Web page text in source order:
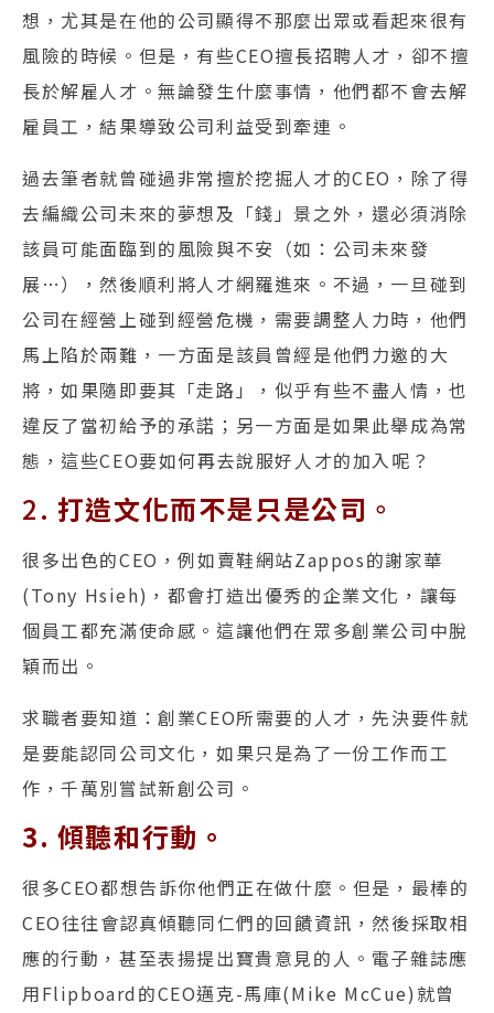
想，尤其是在他的公司顯得不那麼出眾或看起來很有
風險的時候。但是，有些CEO擅長招聘人才，卻不擅
長於解雇人才。無論發生什麼事情，他們都不會去解
雇員工，結果導致公司利益受到牽連。
過去筆者就曾碰過非常擅於挖掘人才的CEO，除了得
去編織公司未來的夢想及「錢」景之外，還必須消除
該員可能面臨到的風險與不安（如：公司未來發
展…），然後順利將人才網羅進來。不過，一旦碰到
公司在經營上碰到經營危機，需要調整人力時，他們
馬上陷於兩難，一方面是該員曾經是他們力邀的大
將，如果隨即要其「走路」，似乎有些不盡人情，也
違反了當初給予的承諾；另一方面是如果此舉成為常
態，這些CEO要如何再去說服好人才的加入呢？
2. 打造文化而不是只是公司 。
很多出色的CEO，例如賣鞋網站Zappos的謝家華
(Tony Hsieh)，都會打造出優秀的企業文化，讓每
個員工都充滿使命感。這讓他們在眾多創業公司中脫
穎而出。
求職者要知道：創業CEO所需要的人才，先決要件就
是要能認同公司文化，如果只是為了一份工作而工
作，千萬別嘗試新創公司。
3. 傾聽和行動。
很多CEO都想告訴你他們正在做什麼。但是，最棒的
CEO往往會認真傾聽同仁們的回饋資訊，然後採取相
應的行動，甚至表揚提出寶貴意見的人。電子雜誌應
用Flipboard的CEO邁克-馬庫(Mike McCue)就曾